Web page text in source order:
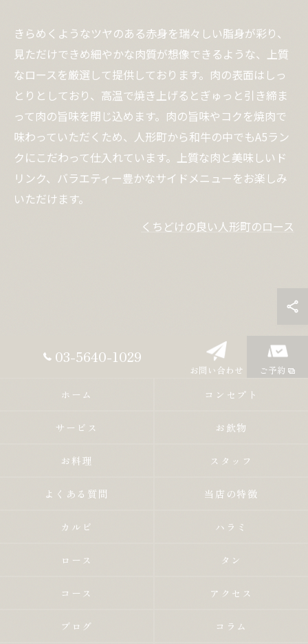
きらめくようなツヤのある赤身を瑞々しい脂身が彩り、
見ただけできめ細やかな肉質が想像できるような、上質
なロースを厳選して提供しております。肉の表面はしっ
とりとしており、高温で焼き上げるとぎゅっと引き締ま
って肉の旨味を閉じ込めます。肉の旨味やコクを焼肉で
味わっていただくため、人形町から和牛の中でもA5ラン
クにこだわって仕入れています。上質な肉と美味しいド
リンク、バラエティー豊かなサイドメニューをお楽しみ
いただけます。
くちどけの良い人形町のロース
03-5640-1029
お問い合わせ ご予約
ホーム コンセプト
サービス お飲物
お料理 スタッフ
よくある質問 当店の特徴
カルビ ハラミ
ロース タン
コース アクセス
ブログ コラム